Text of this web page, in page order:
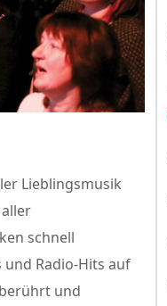
Lieblingsmusik
schnell
Radio-Hits auf
und